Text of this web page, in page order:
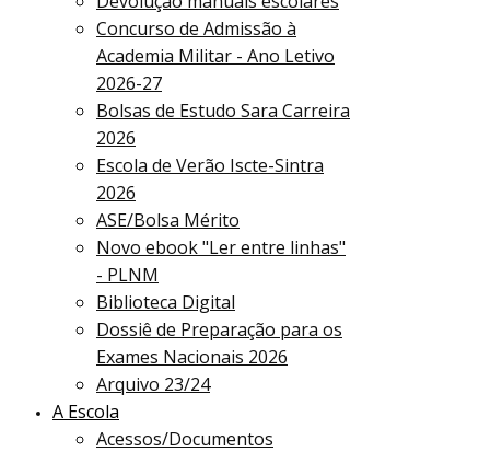
Concurso de Admissão à
Academia Militar - Ano Letivo
2026-27
Bolsas de Estudo Sara Carreira
2026
Escola de Verão Iscte-Sintra
2026
ASE/Bolsa Mérito
Novo ebook "Ler entre linhas"
- PLNM
Biblioteca Digital
Dossiê de Preparação para os
Exames Nacionais 2026
Arquivo 23/24
A Escola
Acessos/Documentos